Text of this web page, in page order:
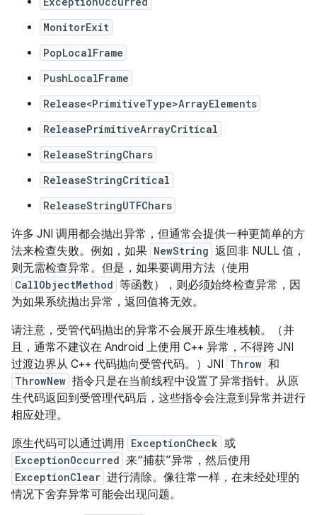
MonitorExit
PopLocalFrame
PushLocalFrame
Release<PrimitiveType>ArrayElements
ReleasePrimitiveArrayCritical
ReleaseStringChars
ReleaseStringCritical
ReleaseStringUTFChars
许多 JNI 调用都会抛出异常，但通常会提供一种更简单的方
法来检查失败。例如，如果 NewString 返回非 NULL 值，
则无需检查异常。但是，如果要调用方法（使用
CallObjectMethod 等函数），则必须始终检查异常，因
为如果系统抛出异常，返回值将无效。
请注意，受管代码抛出的异常不会展开原生堆栈帧。（并
且，通常不建议在 Android 上使用 C++ 异常，不得跨 JNI
过渡边界从 C++ 代码抛向受管代码。）JNI Throw 和
ThrowNew 指令只是在当前线程中设置了异常指针。从原
生代码返回到受管理代码后，这些指令会注意到异常并进行
相应处理。
原生代码可以通过调用 ExceptionCheck 或
ExceptionOccurred 来“捕获”异常，然后使用
ExceptionClear 进行清除。像往常一样，在未经处理的
情况下舍弃异常可能会出现问题。